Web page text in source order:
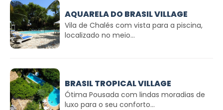
AQUARELA DO BRASIL VILLAGE
Vila de Chalés com vista para a piscina,
localizado no meio...
BRASIL TROPICAL VILLAGE
Ótima Pousada com lindas moradias de
luxo para o seu conforto...